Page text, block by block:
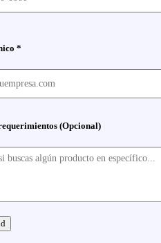
*
(Opcional)